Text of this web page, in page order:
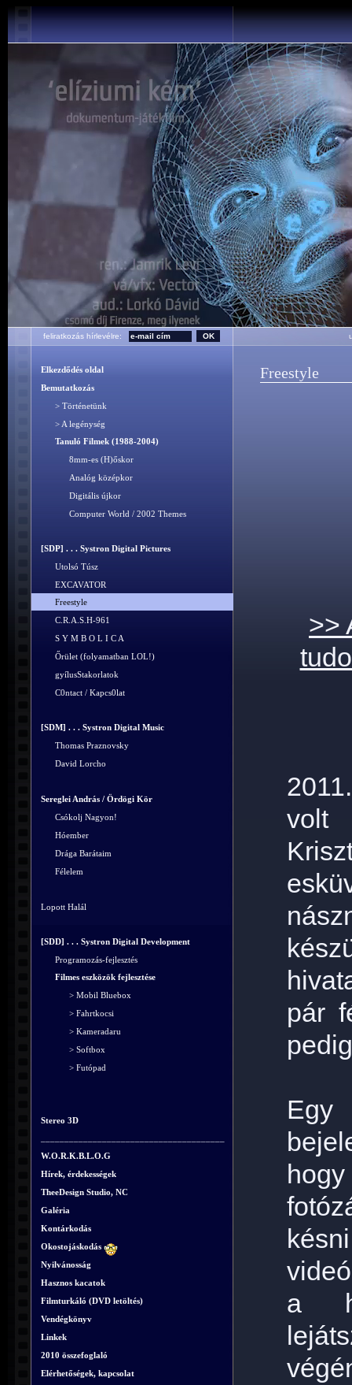
feliratkozás hírlevélre:
Elkezdődés oldal
Bemutatkozás
> Történetünk
> A legénység
Tanuló Filmek (1988-2004)
8mm-es (H)őskor
Analóg középkor
Digitális újkor
Computer World / 2002 Themes
[SDP] . . . Systron Digital Pictures
Utolsó Túsz
EXCAVATOR
Freestyle
C.R.A.S.H-961
S Y M B O L I C A
Őrület (folyamatban LOL!)
gyílusStakorlatok
C0ntact / Kapcs0lat
[SDM] . . . Systron Digital Music
Thomas Praznovsky
David Lorcho
Sereglei András / Ördögi Kör
Csókolj Nagyon!
Hóember
Drága Barátaim
Félelem
Lopott Halál
[SDD] . . . Systron Digital Development
Programozás-fejlesztés
Filmes eszközök fejlesztése
> Mobil Bluebox
> Fahrtkocsi
> Kameradaru
> Softbox
> Futópad
Stereo 3D
W.O.R.K.B.L.O.G
Hírek, érdekességek
TheeDesign Studio, NC
Galéria
Kontárkodás
Okostojáskodás
Nyilvánosság
Hasznos kacatok
Filmturkáló (DVD letöltés)
Vendégkönyv
Linkek
2010 összefoglaló
Elérhetőségek, kapcsolat
Freestyle
>>
volt
pár
a